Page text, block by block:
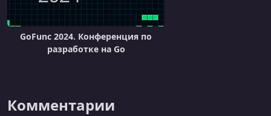
GoFunc 2024. Конференция по
разработке на Go
Комментарии